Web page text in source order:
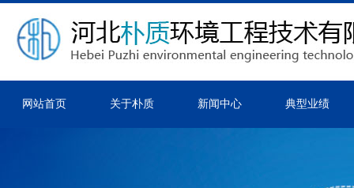
网站首页 关于朴质 新闻中心 典型业绩